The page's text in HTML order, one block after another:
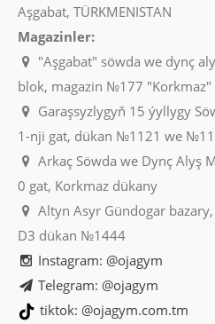
Aşgabat, TÜRKMENISTAN
Magazinler:
"Aşgabat" söwda we dynç
blok, magazin №177 "Korkmaz"
Garaşsyzlygyň 15 ýyllygy
1-nji gat, dükan №1121 we
Arkaç Söwda we Dynç Alyş
0 gat, Korkmaz dükany
Altyn Asyr Gündogar bazary,
D3 dükan №1444
Instagram: @ojagym
Telegram: @ojagym
tiktok: @ojagym.com.tm